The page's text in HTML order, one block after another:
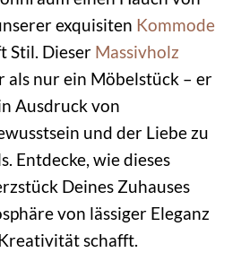
exquisiten Kommode
Stil. Dieser Massivholz
als nur ein Möbelstück – er
Ausdruck von
und der Liebe zu
Entdecke, wie dieses
Deines Zuhauses
von lässiger Eleganz
schafft.